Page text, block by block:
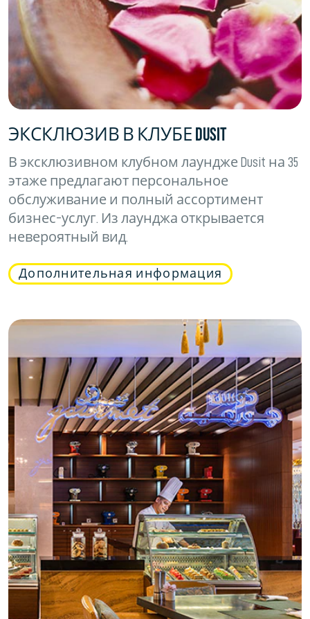
ЭКСКЛЮЗИВ В КЛУБЕ DUSIT
В эксклюзивном клубном лаундже Dusit на 35
этаже предлагают персональное
обслуживание и полный ассортимент
бизнес-услуг. Из лаунджа открывается
невероятный вид.
Дополнительная информация